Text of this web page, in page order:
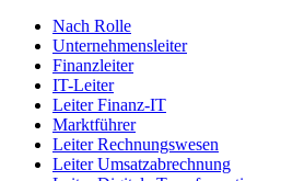
Nach Rolle
Unternehmensleiter
Finanzleiter
IT-Leiter
Leiter Finanz-IT
Marktführer
Leiter Rechnungswesen
Leiter Umsatzabrechnung